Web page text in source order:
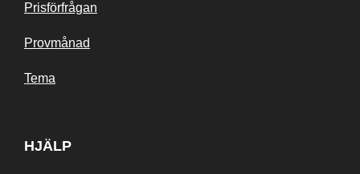
Prisförfrågan
Provmånad
Tema
HJÄLP